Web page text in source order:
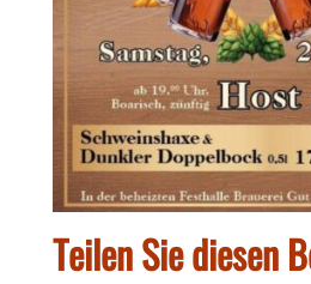
Teilen Sie diesen